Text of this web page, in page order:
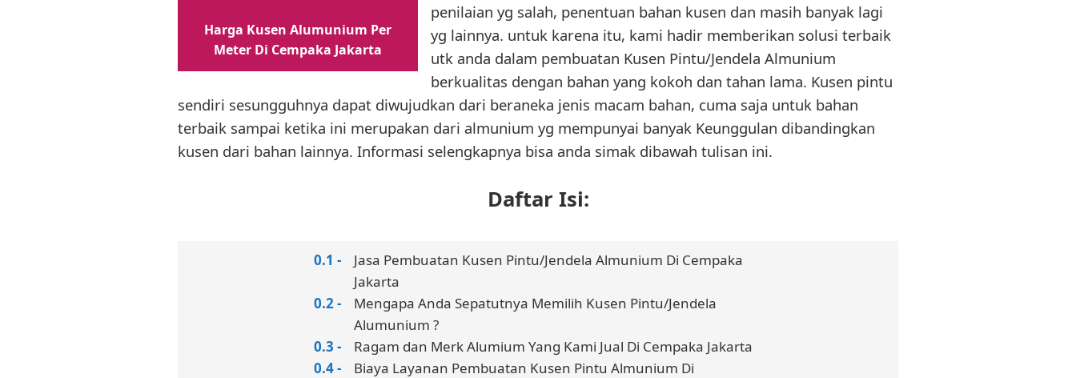
Harga Kusen Alumunium Per
Meter Di Cempaka Jakarta
penilaian yg salah, penentuan bahan kusen dan masih banyak lagi
yg lainnya. untuk karena itu, kami hadir memberikan solusi terbaik
utk anda dalam pembuatan Kusen Pintu/Jendela Almunium
berkualitas dengan bahan yang kokoh dan tahan lama. Kusen pintu
sendiri sesungguhnya dapat diwujudkan dari beraneka jenis macam bahan, cuma saja untuk bahan
terbaik sampai ketika ini merupakan dari almunium yg mempunyai banyak Keunggulan dibandingkan
kusen dari bahan lainnya. Informasi selengkapnya bisa anda simak dibawah tulisan ini.
Daftar Isi:
Jasa Pembuatan Kusen Pintu/Jendela Almunium Di Cempaka
Jakarta
Mengapa Anda Sepatutnya Memilih Kusen Pintu/Jendela
Alumunium ?
Ragam dan Merk Alumium Yang Kami Jual Di Cempaka Jakarta
Biaya Layanan Pembuatan Kusen Pintu Almunium Di